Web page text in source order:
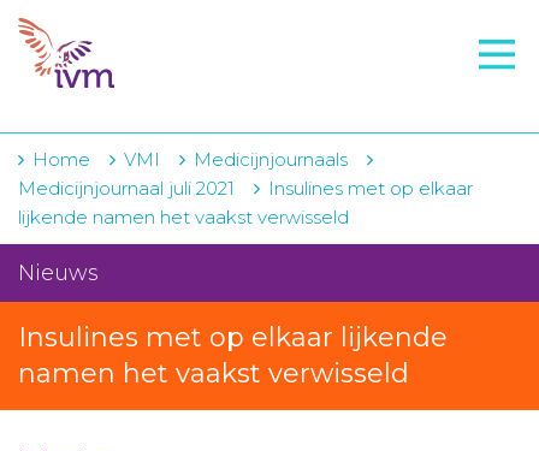
VMI
IVM-academie
Zorginstellingen
Projecten
Over IVM
Actueel
Home VMI
Medicijnjournaals
Medicijnjournaal juli 2021
Insulines met op elkaar
lijkende namen het vaakst verwisseld
Nieuws
Insulines met op elkaar lijkende
namen het vaakst verwisseld